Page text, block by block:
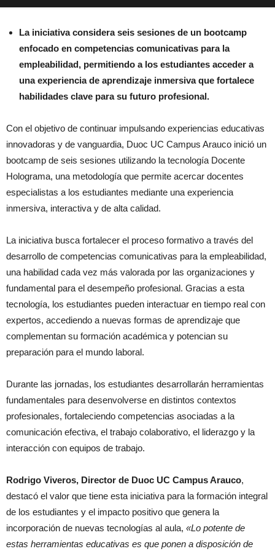
La iniciativa considera seis sesiones de un bootcamp
enfocado en competencias comunicativas para la
empleabilidad, permitiendo a los estudiantes acceder a
una experiencia de aprendizaje inmersiva que fortalece
habilidades clave para su futuro profesional.
Con el objetivo de continuar impulsando experiencias educativas
innovadoras y de vanguardia, Duoc UC Campus Arauco inició un
bootcamp de seis sesiones utilizando la tecnología Docente
Holograma, una metodología que permite acercar docentes
especialistas a los estudiantes mediante una experiencia
inmersiva, interactiva y de alta calidad.
La iniciativa busca fortalecer el proceso formativo a través del
desarrollo de competencias comunicativas para la empleabilidad,
una habilidad cada vez más valorada por las organizaciones y
fundamental para el desempeño profesional. Gracias a esta
tecnología, los estudiantes pueden interactuar en tiempo real con
expertos, accediendo a nuevas formas de aprendizaje que
complementan su formación académica y potencian su
preparación para el mundo laboral.
Durante las jornadas, los estudiantes desarrollarán herramientas
fundamentales para desenvolverse en distintos contextos
profesionales, fortaleciendo competencias asociadas a la
comunicación efectiva, el trabajo colaborativo, el liderazgo y la
interacción con equipos de trabajo.
Rodrigo Viveros, Director de Duoc UC Campus Arauco,
destacó el valor que tiene esta iniciativa para la formación integral
de los estudiantes y el impacto positivo que genera la
incorporación de nuevas tecnologías al aula, «Lo potente de
estas herramientas educativas es que ponen a disposición de